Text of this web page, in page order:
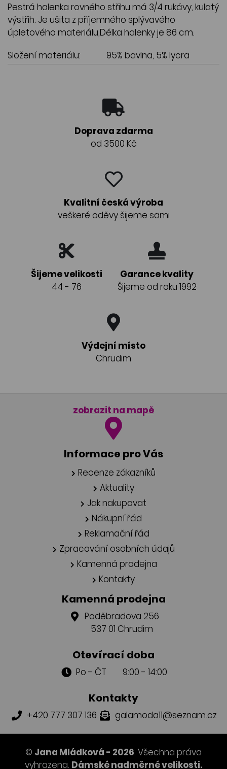
Pestrá halenka rovného střihu má 3/4 rukávy, kulatý
výstřih. Je ušita z příjemného splývavého
úpletového materiálu,Délka halenky je 86 cm.
Složení materiálu:
95% bavlna, 5% lycra
Doprava zdarma
od 3500 Kč
Kvalitní česká výroba
veškeré oděvy šijeme sami
Šijeme velikosti
44 - 76
Garance kvality
Šijeme od roku 1992
Výdejní místo
Chrudim
zobrazit na mapě
Informace pro Vás
Recenze zákazníků
Aktuality
Jak nakupovat
Nákupní řád
Reklamační řád
Zpracování osobních údajů
Kamenná prodejna
Kontakty
Kamenná prodejna
Poděbradova 256
537 01 Chrudim
Otevírací doba
Po - ČT 9:00 - 14:00
Kontakty
+420 777 307 136 galamoda11@seznam.cz
© Jana Mládková - 2026. Všechna práva
vyhrazena. Dámské nadměrné velikosti.